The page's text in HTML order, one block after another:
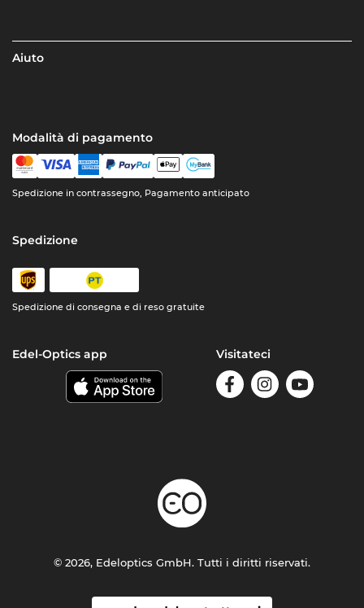
Aiuto
Modalità di pagamento
Spedizione in contrassegno, Pagamento anticipato
Spedizione
Spedizione di consegna e di reso gratuite
Edel-Optics app Visitateci
© 2026, Edeloptics GmbH. Tutti i diritti riservati.